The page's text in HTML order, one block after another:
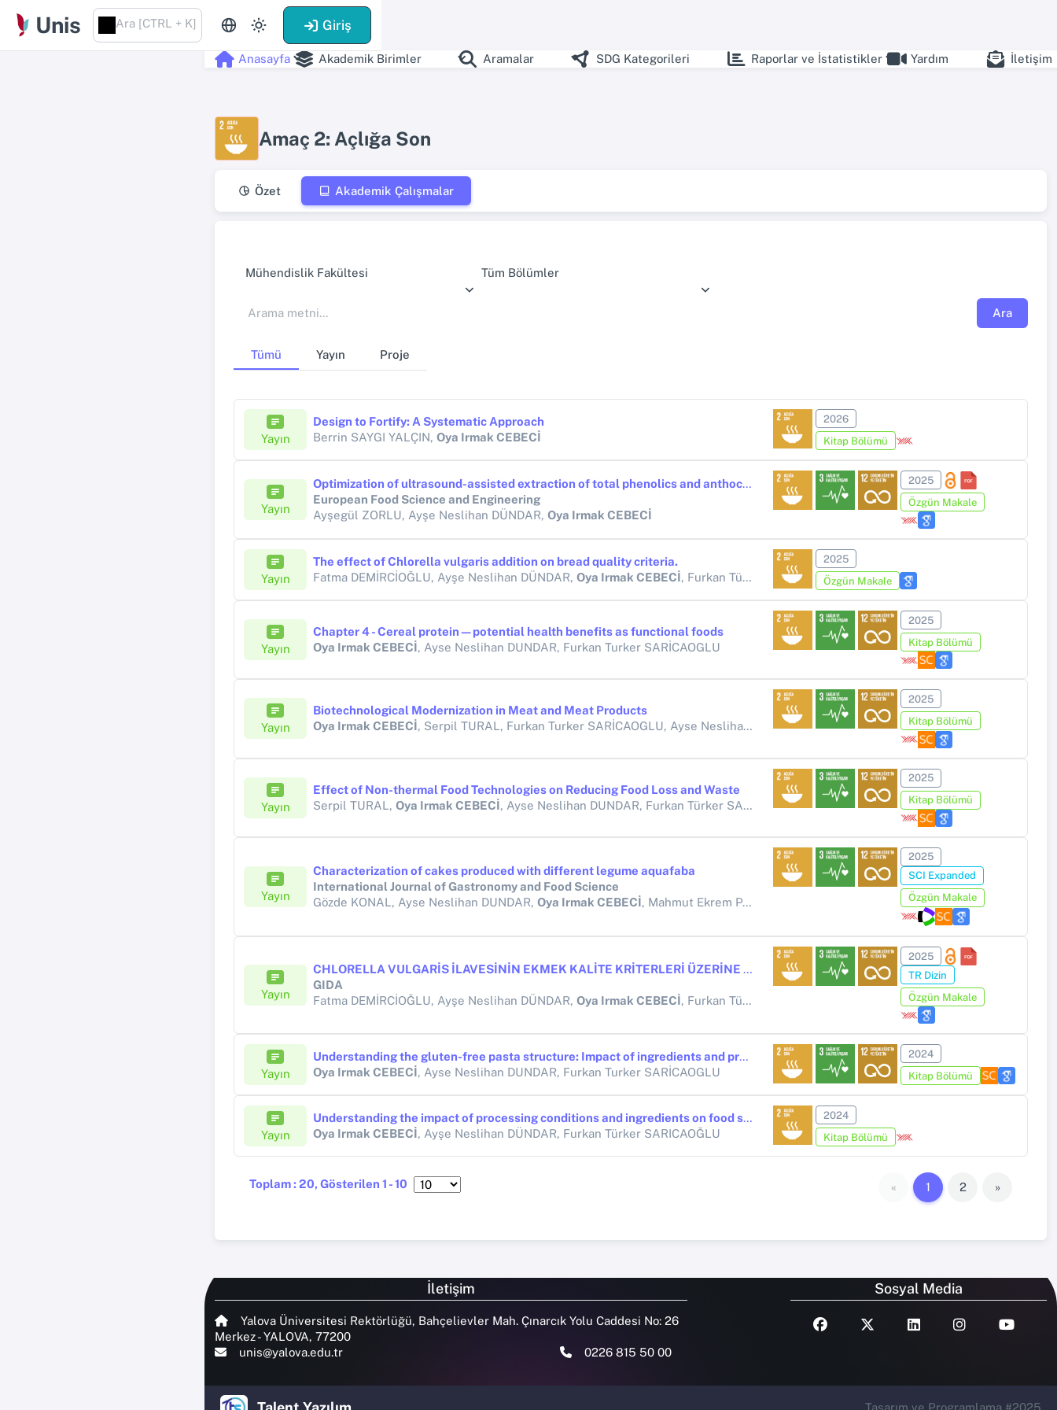
Unis Ara [CTRL + K] Giriş
Anasayfa Akademik Birimler Aramalar SDG Kategorileri Raporlar ve İstatistikler Yardım İletişim
Amaç 2: Açlığa Son
Özet Akademik Çalışmalar
Mühendislik Fakültesi Tüm Bölümler
Ara
Tümü Yayın Proje
Yayın
Design to Fortify: A Systematic Approach
Berrin SAYGI YALÇIN, Oya Irmak CEBECİ
2026
Kitap Bölümü
Yayın
Optimization of ultrasound-assisted extraction of total phenolics and anthocyanin from purple onion peel
European Food Science and Engineering
Ayşegül ZORLU, Ayşe Neslihan DÜNDAR, Oya Irmak CEBECİ
2025
Özgün Makale
Yayın
The effect of Chlorella vulgaris addition on bread quality criteria.
Fatma DEMİRCİOĞLU, Ayşe Neslihan DÜNDAR, Oya Irmak CEBECİ, Furkan Türker SARICAOĞLU
2025
Özgün Makale
Yayın
Chapter 4 - Cereal protein—potential health benefits as functional foods
Oya Irmak CEBECİ, Ayse Neslihan DUNDAR, Furkan Turker SARİCAOGLU
2025
Kitap Bölümü
Yayın
Biotechnological Modernization in Meat and Meat Products
Oya Irmak CEBECİ, Serpil TURAL, Furkan Turker SARİCAOGLU, Ayse Neslihan DUNDAR
2025
Kitap Bölümü
Yayın
Effect of Non-thermal Food Technologies on Reducing Food Loss and Waste
Serpil TURAL, Oya Irmak CEBECİ, Ayse Neslihan DUNDAR, Furkan Türker SARİCAOGLU
2025
Kitap Bölümü
Yayın
Characterization of cakes produced with different legume aquafaba
International Journal of Gastronomy and Food Science
Gözde KONAL, Ayse Neslihan DUNDAR, Oya Irmak CEBECİ, Mahmut Ekrem PARLAK, Furkan Turker SARİCAOGLU
2025
SCI Expanded
Özgün Makale
Yayın
CHLORELLA VULGARİS İLAVESİNİN EKMEK KALİTE KRİTERLERİ ÜZERİNE ETKİSİ
GIDA
Fatma DEMİRCİOĞLU, Ayşe Neslihan DÜNDAR, Oya Irmak CEBECİ, Furkan Türker SARICAOĞLU
2025
TR Dizin
Özgün Makale
Yayın
Understanding the gluten-free pasta structure: Impact of ingredients and processes
Oya Irmak CEBECİ, Ayse Neslihan DUNDAR, Furkan Turker SARİCAOGLU
2024
Kitap Bölümü
Yayın
Understanding the impact of processing conditions and ingredients on food structure of gluten-free pasta
Oya Irmak CEBECİ, Ayşe Neslihan DÜNDAR, Furkan Türker SARICAOĞLU
2024
Kitap Bölümü
Toplam : 20, Gösterilen 1 - 10 « 1 2 »
İletişim
Yalova Üniversitesi Rektörlüğü, Bahçelievler Mah. Çınarcık Yolu Caddesi No: 26
Merkez - YALOVA, 77200
unis@yalova.edu.tr
0226 815 50 00
Sosyal Media